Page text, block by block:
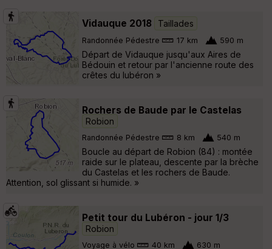
Vidauque 2018 Taillades
Randonnée Pédestre 17 km 590 m
Départ de Vidauque jusqu'aux Aires de
Bédouin et retour par l'ancienne route des
crêtes du lubéron »
Rochers de Baude par le Castelas
Robion
Randonnée Pédestre 8 km 540 m
Boucle au départ de Robion (84) : montée
raide sur le plateau, descente par la brèche
du Castelas et les rochers de Baude.
Attention, sol glissant si humide. »
Petit tour du Lubéron - jour 1/3
Robion
Voyage à vélo 40 km 630 m